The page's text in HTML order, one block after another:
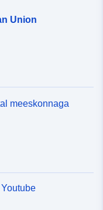
Union
meeskonnaga
Youtube